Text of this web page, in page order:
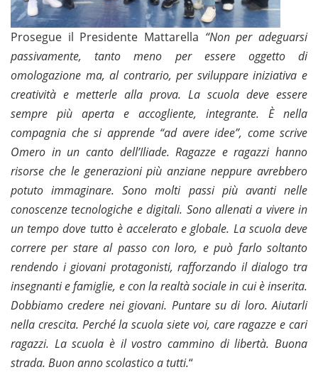
Prosegue il Presidente Mattarella “Non per adeguarsi
passivamente, tanto meno per essere oggetto di
omologazione ma, al contrario, per sviluppare iniziativa e
creatività e metterle alla prova. La scuola deve essere
sempre più aperta e accogliente, integrante. È nella
compagnia che si apprende “ad avere idee”, come scrive
Omero in un canto dell’Iliade.Ragazze e ragazzi hanno
risorse che le generazioni più anziane neppure avrebbero
potuto immaginare.Sono molti passi più avanti nelle
conoscenze tecnologiche e digitali. Sono allenati a vivere in
un tempo dove tutto è accelerato e globale. La scuola deve
correre per stare al passo con loro, e può farlo soltanto
rendendo i giovani protagonisti, rafforzando il dialogo tra
insegnanti e famiglie, e con la realtà sociale in cui è inserita.
Dobbiamo credere nei giovani. Puntare su di loro. Aiutarli
nella crescita. Perché la scuola siete voi, care ragazze e cari
ragazzi. La scuola è il vostro cammino di libertà.Buona
strada. Buon anno scolastico a tutti.“